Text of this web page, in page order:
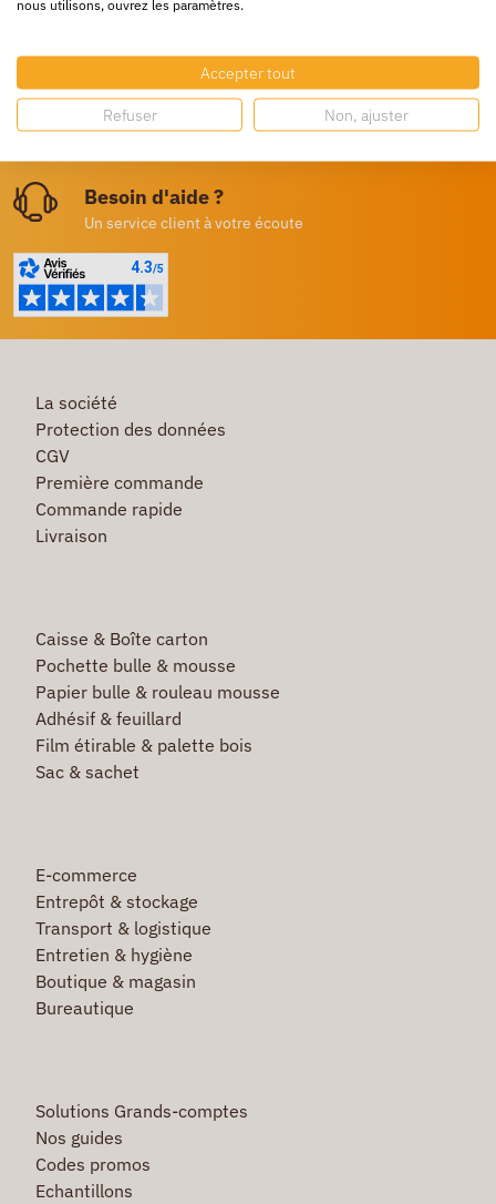
24/72h partout en europe
Livraison gratuite
Dès 250€ HT d’achat
Destockage
Besoin d'aide ?
Un service client à votre écoute
La société
Protection des données
CGV
Première commande
Commande rapide
Livraison
Caisse & Boîte carton
Pochette bulle & mousse
Papier bulle & rouleau mousse
Adhésif & feuillard
Film étirable & palette bois
Sac & sachet
E-commerce
Entrepôt & stockage
Transport & logistique
Entretien & hygiène
Boutique & magasin
Bureautique
Solutions Grands-comptes
Nos guides
Codes promos
Echantillons
nous utilisons, ouvrez les paramètres.
Accepter tout
Refuser Non, ajuster